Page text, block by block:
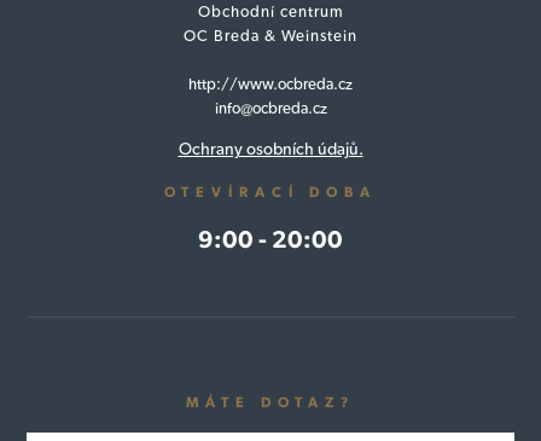
Obchodní centrum
OC Breda & Weinstein
http://www.ocbreda.cz
info@ocbreda.cz
Ochrany osobních údajů.
OTEVÍRACÍ DOBA
9:00 - 20:00
MÁTE DOTAZ?